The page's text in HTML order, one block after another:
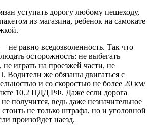
уступать дорогу любому пешеходу,
из магазина, ребенок на самокате
не равно вседозволенность. Так что
осторожность: не выбегать
не играть на проезжей части, не
Водители же обязаны двигаться с
и со скоростью не более 20 км/
10.2 ПДД РФ. Даже если дорога
не получится, ведь даже незначительное
не только штрафа, но и уголовной
произойдет наезд.